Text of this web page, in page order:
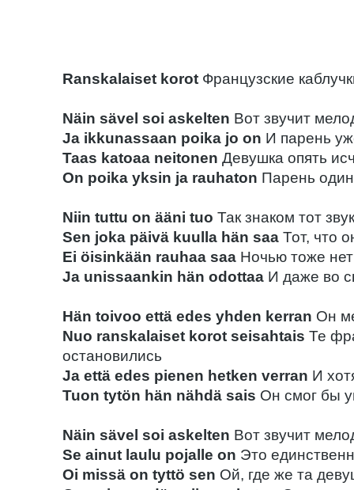
Ranskalaiset korot Французские
Näin sävel soi askelten Вот звучит
Ja ikkunassaan poika jo on И парень
Taas katoaa neitonen Девушка опять
On poika yksin ja rauhaton Парень
Niin tuttu on ääni tuo Так знаком тот
Sen joka päivä kuulla hän saa Тот, что
Ei öisinkään rauhaa saa Ночью тоже
Ja unissaankin hän odottaa И даже во
Hän toivoo että edes yhden kerran Он
Nuo ranskalaiset korot seisahtais Те
остановились
Ja että edes pienen hetken verran И
Tuon tytön hän nähdä sais Он смог бы
Näin sävel soi askelten Вот звучит
Se ainut laulu pojalle on Это
Oi missä on tyttö sen Ой, где же та